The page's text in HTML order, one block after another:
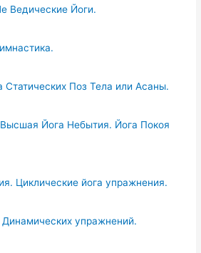
Ведические Йоги.
Статических Поз Тела или Асаны.
Йога Небытия. Йога Покоя
Циклические йога упражнения.
упражнений.